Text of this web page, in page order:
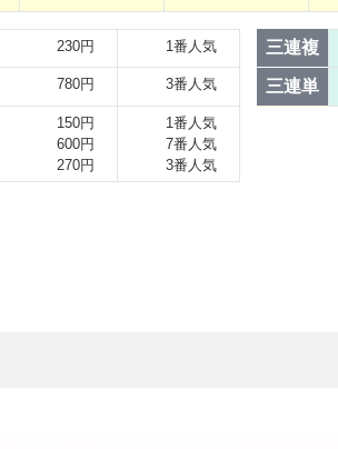
230円 1番人気
780円 3番人気
150円
600円
270円
1番人気
7番人気
3番人気
三連複
三連単